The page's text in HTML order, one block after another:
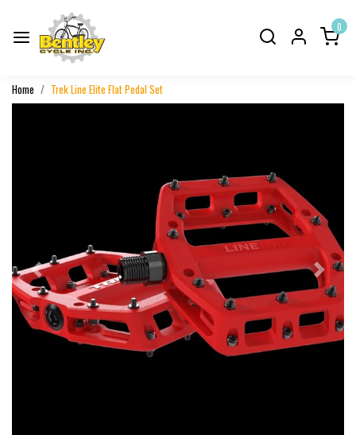
0
Home Trek Line Elite Flat Pedal Set
Previous Next